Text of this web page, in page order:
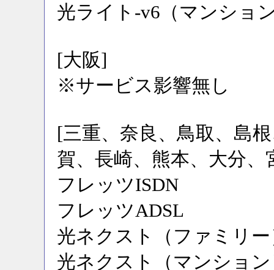
光ライト-v6（マンショ
[大阪]
※サービス影響無し
[三重、奈良、鳥取、島
賀、長崎、熊本、大分
フレッツISDN
フレッツADSL
光ネクスト（ファミリ
光ネクスト（マンショ